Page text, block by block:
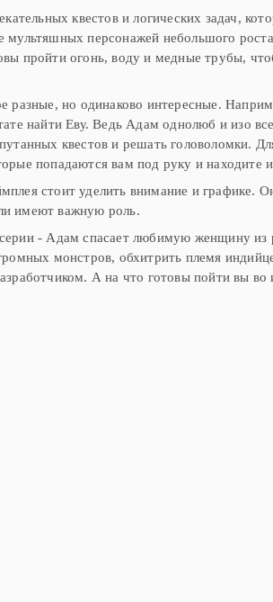
квестов и логических задач,
персонажей небольшого
пройти огонь, воду и медные трубы,
разные, но одинаково интересные.
найти Еву. Ведь Адам однолюб и изо
квестов и решать головоломки.
попадаются вам под руку и находите
стоит уделить внимание и графике.
имеют важную роль.
- Адам спасает любимую женщину из
монстров, обхитрить племя
А на что готовы пойти вы во